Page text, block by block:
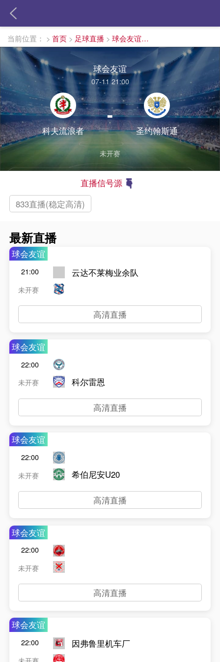
当前位置： > 首页 > 足球直播 > 球会友谊直播
球会友谊
07-11 21:00
科夫流浪者
-
圣约翰斯通
未开赛
直播信号源
833直播(稳定高清)
最新直播
球会友谊
21:00
未开赛
云达不莱梅业余队
高清直播
球会友谊
22:00
未开赛
科尔雷恩
高清直播
球会友谊
22:00
未开赛
希伯尼安U20
高清直播
球会友谊
22:00
未开赛
高清直播
球会友谊
22:00
因弗鲁里机车厂